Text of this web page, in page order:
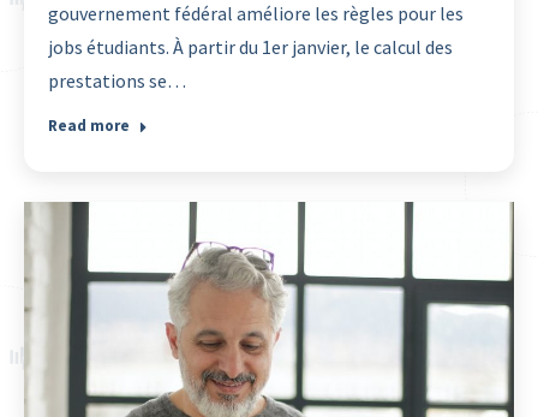
gouvernement fédéral améliore les règles pour les
jobs étudiants. À partir du 1er janvier, le calcul des
prestations se…
Read more